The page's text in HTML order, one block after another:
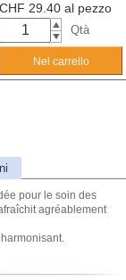
CHF 29.40 al pezzo
Qtà
pour le soin des
agréablement